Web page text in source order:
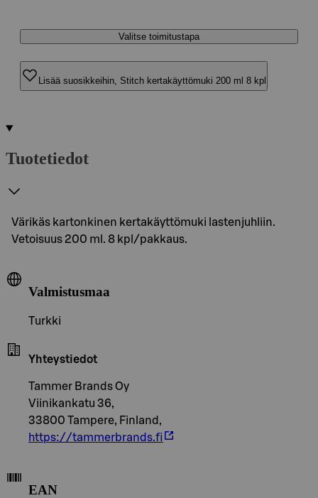
Valitse toimitustapa
Lisää suosikkeihin, Stitch kertakäyttömuki 200 ml 8 kpl
Tuotetiedot
Värikäs kartonkinen kertakäyttömuki lastenjuhliin.
Vetoisuus 200 ml. 8 kpl/pakkaus.
Valmistusmaa
Turkki
Yhteystiedot
Tammer Brands Oy
Viinikankatu 36,
33800 Tampere, Finland,
https://tammerbrands.fi
EAN